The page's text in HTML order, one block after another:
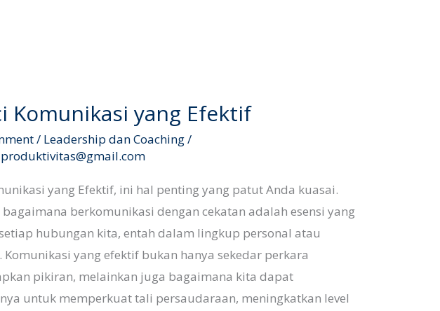
Komunikasi yang Efektif
/ Leadership dan Coaching/
yang Efektif, ini hal penting yang patut Anda kuasai.
berkomunikasi dengan cekatan adalah esensi yang
hubungan kita, entah dalam lingkup personal atau
Komunikasi yang efektif bukan hanya sekedar perkara
pikiran, melainkan juga bagaimana kita dapat
untuk memperkuat tali persaudaraan, meningkatkan level